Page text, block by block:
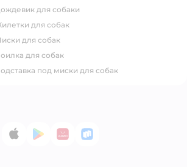
дождевик для собаки
жилетки для собак
миски для собак
поилка для собак
подставка под миски для собак
App StoreGoogle Play
AppGallery
RuStore